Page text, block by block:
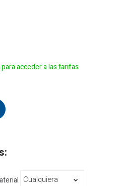
acceder a las tarifas